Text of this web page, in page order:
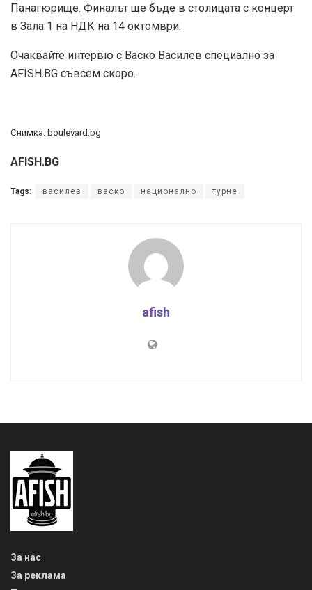
Панагюрище. Финалът ще бъде в столицата с концерт
в Зала 1 на НДК на 14 октомври.
Очаквайте интервю с Васко Василев специално за
AFISH.BG съвсем скоро.
Снимка: boulevard.bg
AFISH.BG
Tags: василев васко национално турне
afish
За нас
За реклама